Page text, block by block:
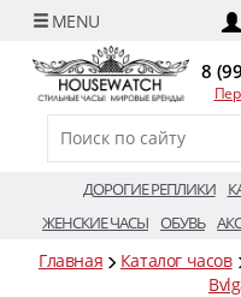
8
ДОРОГИЕ РЕПЛИКИ
ЖЕНСКИЕ ЧАСЫ ОБУВЬ
Главная Каталог часов